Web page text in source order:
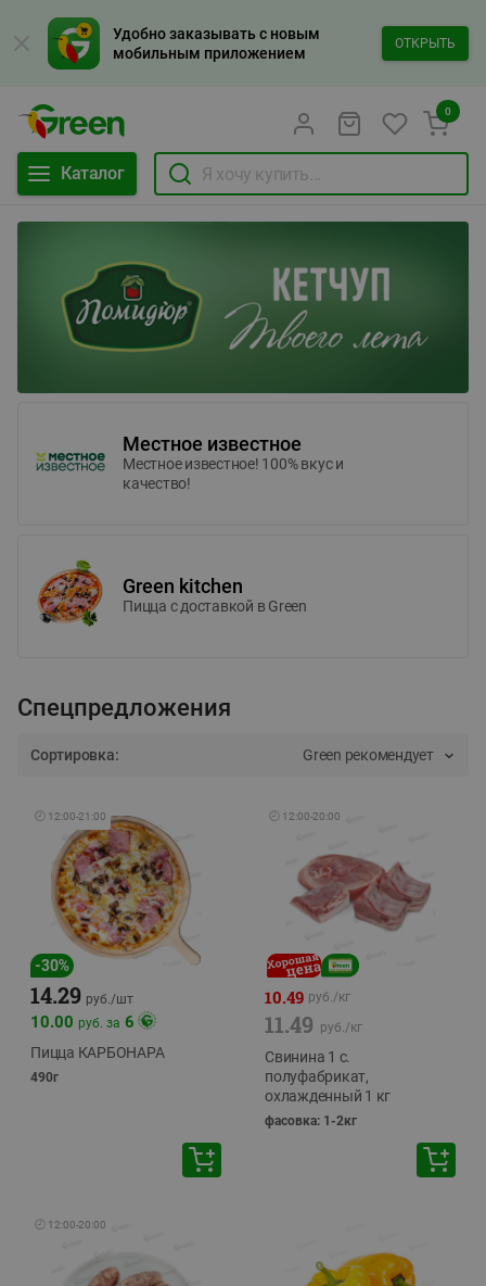
Удобно заказывать с новым
мобильным приложением
ОТКРЫТЬ
Каталог
0
Местное известное
Местное известное! 100% вкус и
качество!
Green kitchen
Пицца c доставкой в Green
Спецпредложения
Сортировка: Green рекомендует
🕘 12:00-21:00
-30%
14.29 руб./шт
10.00 руб. за 6
Пицца КАРБОНАРА
490г
🕘 12:00-20:00
10.49 руб./кг
11.49 руб./кг
Свинина 1 с.
полуфабрикат,
охлажденный 1 кг
фасовка: 1-2кг
🕘 12:00-20:00